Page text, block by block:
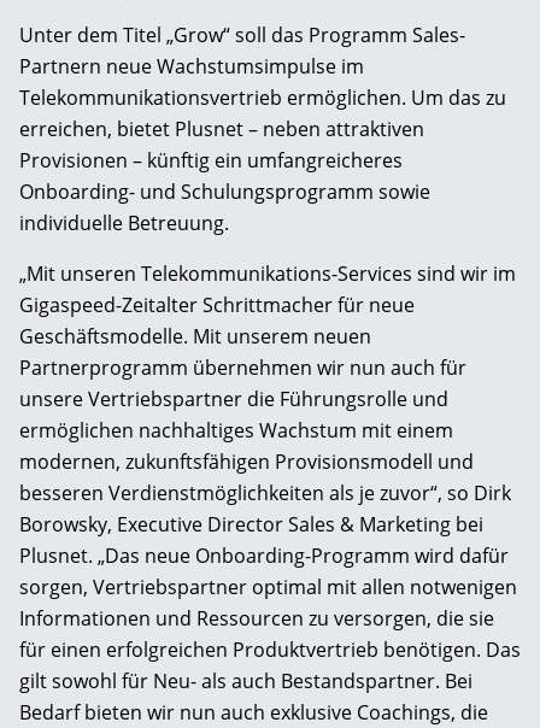
Unter dem Titel „Grow“ soll das Programm Sales-
Partnern neue Wachstumsimpulse im
Telekommunikationsvertrieb ermöglichen. Um das zu
erreichen, bietet Plusnet – neben attraktiven
Provisionen – künftig ein umfangreicheres
Onboarding- und Schulungsprogramm sowie
individuelle Betreuung.
„Mit unseren Telekommunikations-Services sind wir im
Gigaspeed-Zeitalter Schrittmacher für neue
Geschäftsmodelle. Mit unserem neuen
Partnerprogramm übernehmen wir nun auch für
unsere Vertriebspartner die Führungsrolle und
ermöglichen nachhaltiges Wachstum mit einem
modernen, zukunftsfähigen Provisionsmodell und
besseren Verdienstmöglichkeiten als je zuvor“, so Dirk
Borowsky, Executive Director Sales & Marketing bei
Plusnet. „Das neue Onboarding-Programm wird dafür
sorgen, Vertriebspartner optimal mit allen notwenigen
Informationen und Ressourcen zu versorgen, die sie
für einen erfolgreichen Produktvertrieb benötigen. Das
gilt sowohl für Neu- als auch Bestandspartner. Bei
Bedarf bieten wir nun auch exklusive Coachings, die